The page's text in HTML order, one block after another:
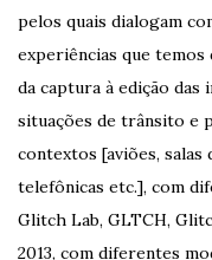
pelos quais dialogam
experiências que temos
da captura à edição das
situações de trânsito e
contextos [aviões, salas
telefônicas etc.], com
Glitch Lab, GLTCH,
2013, com diferentes